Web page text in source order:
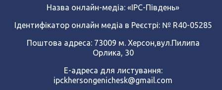
Назва онлайн-медіа: «ІРС-Південь»
Ідентифікатор онлайн медіа в Реєстрі: № R40-05285
Поштова адреса: 73009 м. Херсон,вул.Пилипа
Орлика, 30
Е-адреса для листування:
ipckhersongenichesk@gmail.com